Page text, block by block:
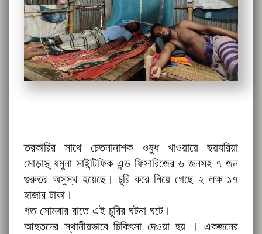
তরকারির সাথে চেতনানাশক ওষুধ খাওয়ায়ে ছয়ঘরিয়া
মোড়াস্থ্ যমুনা সাইন্টিফিক এন্ড ফিসারিজের ৬ জনসহ ৭ জন
গুরুতর অসুস্থ হয়েছে। চুরি করে নিয়ে গেছে ২ লক্ষ ১৭
হাজার টাকা।
গত সোমবার রাতে এই চুরির ঘটনা ঘটে।
আহতদের স্থানীয়ভাবে চিকিৎসা দেওয়া হয় । একজনের